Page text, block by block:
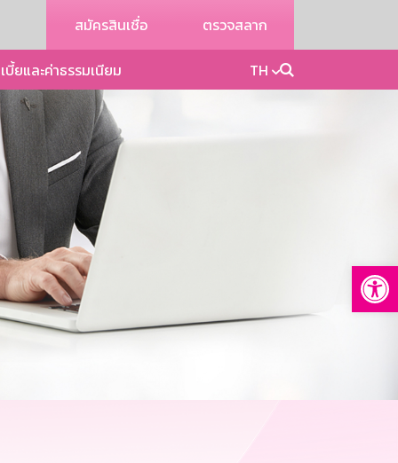
สมัครสินเชื่อ ตรวจสลาก
บี้ยและค่าธรรมเนียม TH